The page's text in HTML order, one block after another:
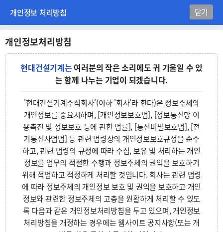
바
로
가
기
개인정보 처리방침 닫기
개인정보처리방침
현대건설기계는 여러분의 작은 소리에도 귀 기울일 수 있
는 함께 나누는 기업이 되겠습니다.
'현대건설기계주식회사'(이하 '회사'라 한다)은 정보주체의
개인정보를 중요시하며, [개인정보보호법], [정보통신망 이
용촉진 및 정보보호 등에 관한 법률], [통신비밀보호법], [전
기통신사업법] 등 관련 법령상의 개인정보보호규정을 준수
하고, 관련 법령의 규정에 따라 수집, 보유 및 처리하는 개인
정보를 업무의 적절한 수행과 정보주체의 권익을 보호하기
위해 적법하고 적정하게 처리할 것입니다. 회사는 관련 법령
에 따라 정보주체의 개인정보 보호 및 권익을 보호하고 개인
정보와 관련한 정보주체의 고충을 원활하게 처리할 수 있도
록 다음과 같은 개인정보처리방침을 두고 있으며, 개인정보
처리방침을 개정하는 경우에는 웹사이트 공지사항(또는 개